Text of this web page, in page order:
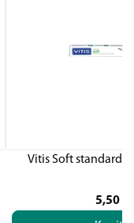
Vitis Soft standard
5,50